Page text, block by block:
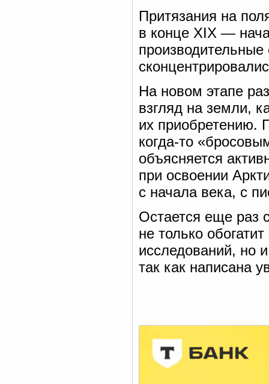
Притязания на
в конце XIX —
На новом этапе
взгляд на земли,
их приобретению.
когда-то
объясняется
при освоении
с начала века, с
Остается еще раз
не только
исследований, но
так как написана